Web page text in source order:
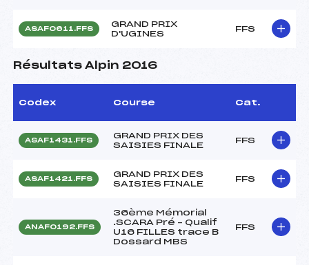
ASAF0611.FFS
GRAND PRIX
D'UGINES
FFS
Résultats Alpin 2016
Codex Course Cat.
ASAF1431.FFS
GRAND PRIX DES
SAISIES FINALE
FFS
ASAF1421.FFS
GRAND PRIX DES
SAISIES FINALE
FFS
ANAF0192.FFS
36ème Mémorial
.SCARA Pré – Qualif
U16 FILLES trace B
Dossard MBS
FFS